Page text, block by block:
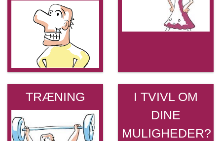
TRÆNING
I TVIVL OM
DINE
MULIGHEDER?